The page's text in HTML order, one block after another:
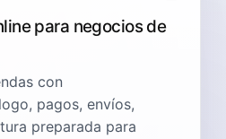
para negocios de
con
pagos, envíos,
preparada para